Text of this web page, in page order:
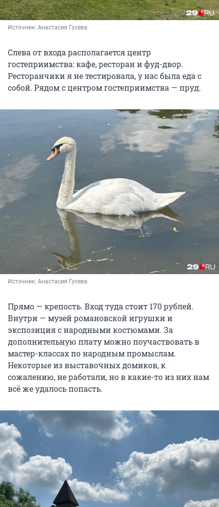
Источник: Анастасия Гусева
Слева от входа располагается центр
гостеприимства: кафе, ресторан и фуд-двор.
Ресторанчики я не тестировала, у нас была еда с
собой. Рядом с центром гостеприимства — пруд.
Источник: Анастасия Гусева
Прямо — крепость. Вход туда стоит 170 рублей.
Внутри — музей романовской игрушки и
экспозиция с народными костюмами. За
дополнительную плату можно поучаствовать в
мастер-классах по народным промыслам.
Некоторые из выставочных домиков, к
сожалению, не работали, но в какие-то из них нам
всё же удалось попасть.